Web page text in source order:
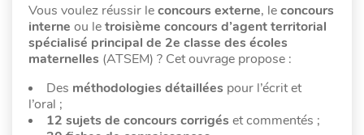
Vous voulez réussir leconcours externe, leconcours
interne ou letroisième concours d’agent territorial
spécialisé principal de 2e classe des écoles
maternelles (ATSEM) ? Cet ouvrage propose :
Des méthodologies détaillées pour l’écrit et
l’oral ;
12 sujets de concours corrigés et commentés ;